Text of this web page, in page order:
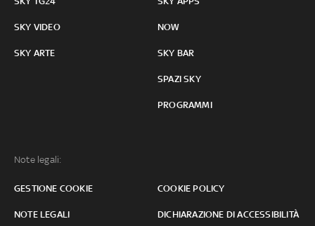
SKY VIDEO
SKY ARTE
NOW
SKY BAR
SPAZI SKY
PROGRAMMI
Note legali:
GESTIONE COOKIE COOKIE POLICY
NOTE LEGALI DICHIARAZIONE DI ACCESSIBILITÀ